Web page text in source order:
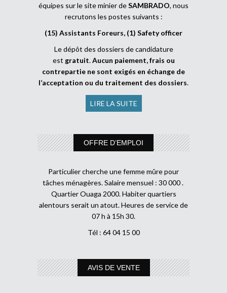
équipes sur le site minier deSAMBRADO, nous
recrutons les postes suivants :
(15) Assistants Foreurs, (1) Safety officer
Le dépôt des dossiers de candidature
est gratuit.Aucun paiement, frais ou
contrepartie ne sont exigés en échange de
l’acceptation ou du traitement des dossiers.
LIRE LA SUITE
OFFRE D’EMPLOI
Particulier cherche une femme mûre pour
tâches ménagères. Salaire mensuel : 30 000 .
Quartier Ouaga 2000. Habiter quartiers
alentours serait un atout. Heures de service de
07 h à 15h 30.
Tél : 64 04 15 00
AVIS DE VENTE